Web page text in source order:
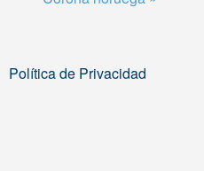
Política de Privacidad